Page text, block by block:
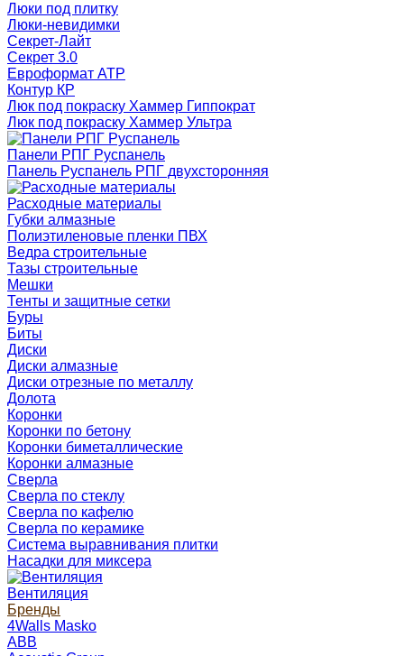
Люки под плитку
Люки-невидимки
Секрет-Лайт
Секрет 3.0
Евроформат АТР
Контур КР
Люк под покраску Хаммер Гиппократ
Люк под покраску Хаммер Ультра
Панели РПГ Руспанель
Панель Руспанель РПГ двухсторонняя
Расходные материалы
Губки алмазные
Полиэтиленовые пленки ПВХ
Ведра строительные
Тазы строительные
Мешки
Тенты и защитные сетки
Буры
Биты
Диски
Диски алмазные
Диски отрезные по металлу
Долота
Коронки
Коронки по бетону
Коронки биметаллические
Коронки алмазные
Сверла
Сверла по стеклу
Сверла по кафелю
Сверла по керамике
Система выравнивания плитки
Насадки для миксера
Вентиляция
Бренды
4Walls Masko
ABB